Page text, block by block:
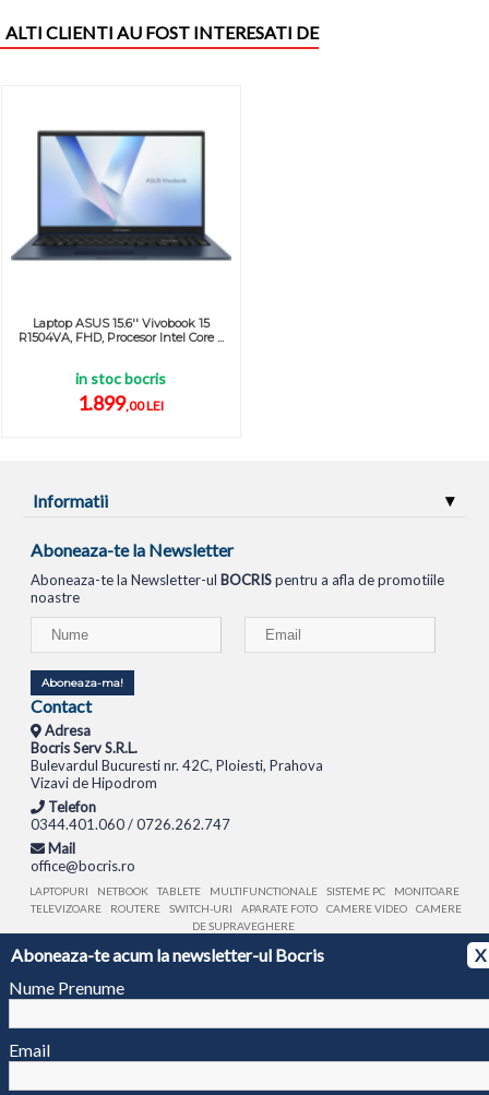
Aboneaza-te acum la newsletter-ul Bocris
X
Nume Prenume
Email
ALTI CLIENTI AU FOST INTERESATI DE
Laptop ASUS 15.6'' Vivobook 15
R1504VA, FHD, Procesor Intel Core ...
in stoc bocris
1.899,00 LEI
Informatii
Aboneaza-te la Newsletter
Aboneaza-te la Newsletter-ul BOCRISpentru a afla de promotiile
noastre
Aboneaza-ma!
Contact
Adresa
Bocris Serv S.R.L.
Bulevardul Bucuresti nr. 42C, Ploiesti, Prahova
Vizavi de Hipodrom
Telefon
0344.401.060 / 0726.262.747
Mail
office@bocris.ro
LAPTOPURI NETBOOK TABLETE MULTIFUNCTIONALE SISTEME PC
MONITOARE
TELEVIZOARE
ROUTERE SWITCH-URI APARATE FOTO CAMERE VIDEO
CAMERE
DE SUPRAVEGHERE